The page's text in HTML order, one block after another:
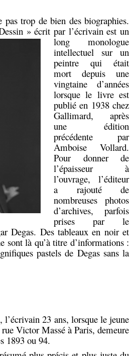
trop de bien des biographies.
» écrit par l’écrivain est un
long monologue
intellectuel sur un
peintre qui était
mort depuis une
vingtaine d’années
lorsque le livre est
publié en 1938 chez
Gallimard, après
une édition
précédente par
Amboise Vollard.
Pour donner de
l’épaisseur à
l’ouvrage, l’éditeur
a rajouté de
nombreuses photos
d’archives, parfois
prises par le
Degas. Des tableaux en noir et
sont là qu’à titre d’informations :
pastels de Degas sans la
23 ans, lorsque le jeune
Victor Massé à Paris, demeure
1893 ou 94.